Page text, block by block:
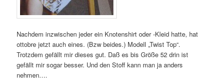
Nachdem inzwischen jeder ein Knotenshirt oder -Kleid hatte, hat
ottobre jetzt auch eines. (Bzw beides.) Modell „Twist Top“.
Trotzdem gefällt mir dieses gut. Daß es bis Größe 52 drin ist
gefällt mir sogar besser. Und den Stoff kann man ja anders
nehmen….